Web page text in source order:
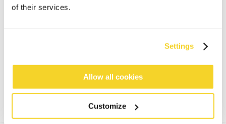
of their services.
Settings
Allow all cookies
Customize
Bredere schouderbandjes voor extra ondersteuning
naar achteren te dragen
MATERIAAL EN DETAILS